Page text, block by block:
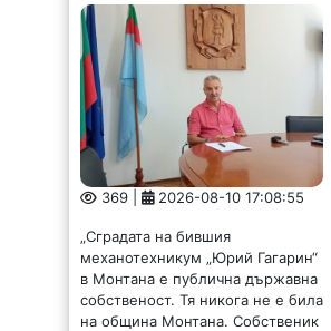
369 | 2026-08-10 17:08:55
„Сградата на бившия
механотехникум „Юрий Гагарин“
в Монтана е публична държавна
собственост. Тя никога не е била
на община Монтана. Собственик